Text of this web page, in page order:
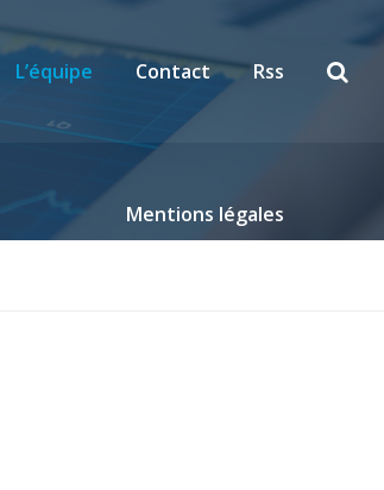
L’équipe Contact Rss
Mentions légales